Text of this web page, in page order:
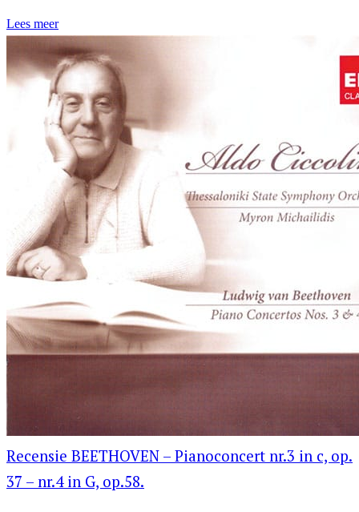
Lees meer
Recensie BEETHOVEN – Pianoconcert nr.3 in c, op.
37 – nr.4 in G, op.58.